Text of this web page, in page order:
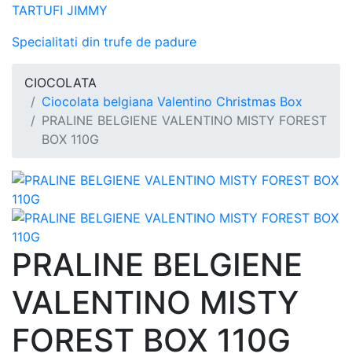
TARTUFI JIMMY
Specialitati din trufe de padure
CIOCOLATA
Ciocolata belgiana Valentino Christmas Box
PRALINE BELGIENE VALENTINO MISTY FOREST
BOX 110G
PRALINE BELGIENE
VALENTINO MISTY
FOREST BOX 110G